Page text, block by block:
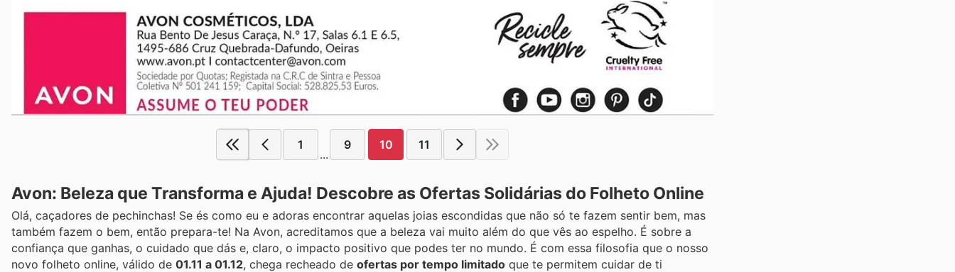
1
...
9 10 11
Avon: Beleza que Transforma e Ajuda! Descobre as Ofertas Solidárias do Folheto Online
Olá, caçadores de pechinchas! Se és como eu e adoras encontrar aquelas joias escondidas que não só te fazem sentir bem, mas
também fazem o bem, então prepara-te! Na Avon, acreditamos que a beleza vai muito além do que vês ao espelho. É sobre a
confiança que ganhas, o cuidado que dás e, claro, o impacto positivo que podes ter no mundo. É com essa filosofia que o nosso
novo folheto online, válido de 01.11 a 01.12, chega recheado de ofertas por tempo limitado que te permitem cuidar de ti